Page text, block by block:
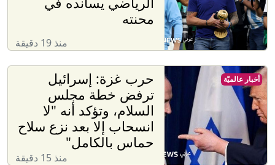
محنته
منذ 19 دقيقة
حرب غزة: إسرائيل
ترفض خطة مجلس
السلام، وتؤكد أنه "لا
انسحاب إلا بعد نزع سلاح
حماس بالكامل"
منذ 15 دقيقة
أخبار عالميّة